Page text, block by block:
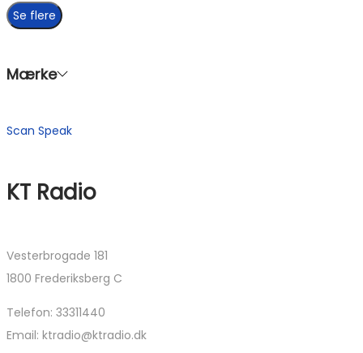
Se flere
Mærke
Scan Speak
KT Radio
Vesterbrogade 181
1800 Frederiksberg C
Telefon: 33311440
Email: ktradio@ktradio.dk